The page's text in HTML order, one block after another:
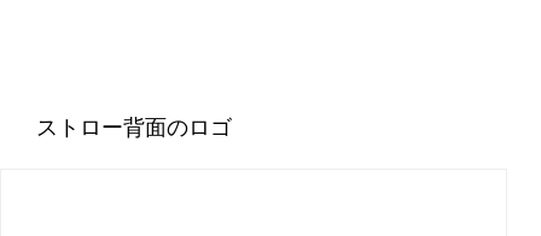
ストロー背面のロゴ